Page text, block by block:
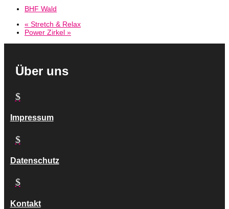
BHF Wald
« Stretch & Relax
Power Zirkel »
Über uns
$
Impressum
$
Datenschutz
$
Kontakt